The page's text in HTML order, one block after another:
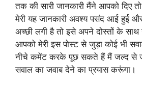
तक की सारी जानकारी मैंने आपको दिए
मेरी यह जानकारी अवश्य पसंद आई हुई
अच्छी लगी है तो इसे अपने दोस्तों के
आपको मेरी इस पोस्ट से जुड़ा कोई भी
नीचे कमेंट करके पूछ सकते हैं मैं जल्द से
सवाल का जवाब देने का प्रयास करूंगा।